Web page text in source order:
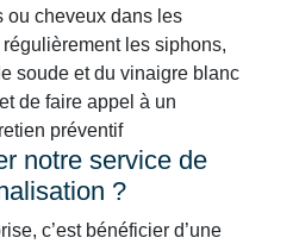
ou cheveux dans les
les siphons,
soude et du vinaigre blanc
de faire appel à un
préventif
notre service de
?
c’est bénéficier d’une